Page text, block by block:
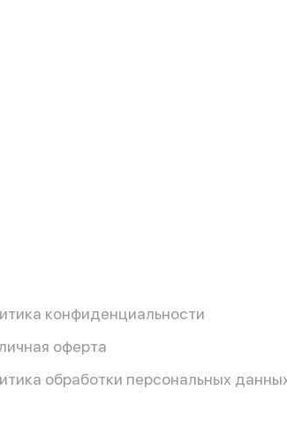
конфиденциальности
оферта
обработки персональных